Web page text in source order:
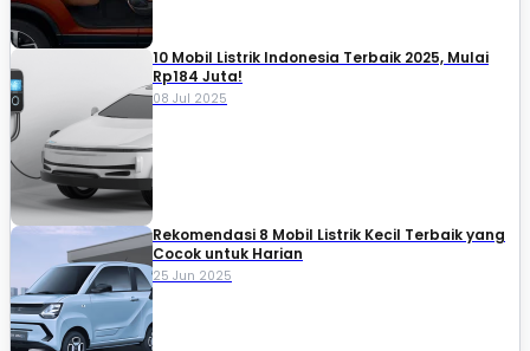
10 Mobil Listrik Indonesia Terbaik 2025, Mulai
Rp184 Juta!
08 Jul 2025
Rekomendasi 8 Mobil Listrik Kecil Terbaik yang
Cocok untuk Harian
25 Jun 2025